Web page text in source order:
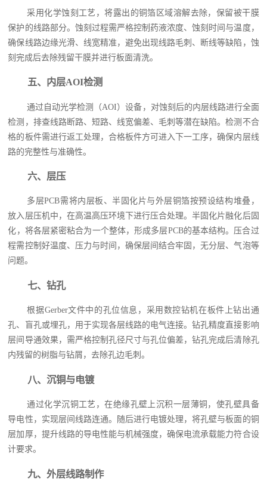
采用化学蚀刻工艺，将露出的铜箔区域溶解去除，保留被干膜
保护的线路部分。蚀刻过程需严格控制药液浓度、蚀刻时间与温度，
确保线路边缘光滑、线宽精准，避免出现线路毛刺、断线等缺陷，蚀
刻完成后去除残留干膜并进行板面清洗。
五、内层AOI检测
通过自动光学检测（AOI）设备，对蚀刻后的内层线路进行全面
检测，排查线路断路、短路、线宽偏差、毛刺等潜在缺陷。检测不合
格的板件需进行返工处理，合格板件方可进入下一工序，确保内层线
路的完整性与准确性。
六、层压
多层PCB需将内层板、半固化片与外层铜箔按预设结构堆叠，
放入层压机中，在高温高压环境下进行压合处理。半固化片融化后固
化，将各层紧密粘合为一个整体，形成多层PCB的基本结构。压合过
程需控制好温度、压力与时间，确保层间结合牢固，无分层、气泡等
问题。
七、钻孔
根据Gerber文件中的孔位信息，采用数控钻机在板件上钻出通
孔、盲孔或埋孔，用于实现各层线路的电气连接。钻孔精度直接影响
层间导通效果，需严格控制孔径尺寸与孔位偏差，钻孔完成后清除孔
内残留的树脂与钻屑，去除孔边毛刺。
八、沉铜与电镀
通过化学沉铜工艺，在绝缘孔壁上沉积一层薄铜，使孔壁具备
导电性，实现层间线路连通。随后进行电镀处理，将孔壁与板面的铜
层加厚，提升线路的导电性能与机械强度，确保电流承载能力符合设
计要求。
九、外层线路制作